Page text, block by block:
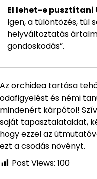
El lehet-e pusztítani
Igen, a túlöntözés, túl
helyváltoztatás
gondoskodás”.
Az orchidea tartása
odafigyelést és némi
mindenért kárpótol!
saját tapasztalataidat,
hogy ezzel az
ezt a csodás növényt.
Post Views: 100